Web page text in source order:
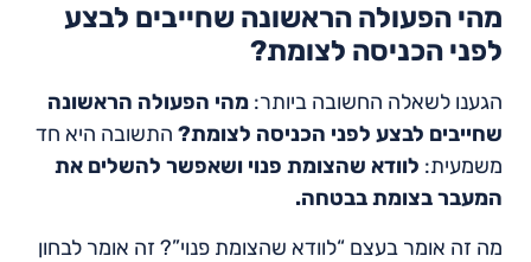
מהי הפעולה הראשונה שחייבים לבצע
לפני הכניסה לצומת?
הגענו לשאלה החשובה ביותר: מהי הפעולה הראשונה
שחייבים לבצע לפני הכניסה לצומת? התשובה היא חד
משמעית: לוודא שהצומת פנוי ושאפשר להשלים את
המעבר בצומת בבטחה.
מה זה אומר בעצם “לוודא שהצומת פנוי”? זה אומר לבחון